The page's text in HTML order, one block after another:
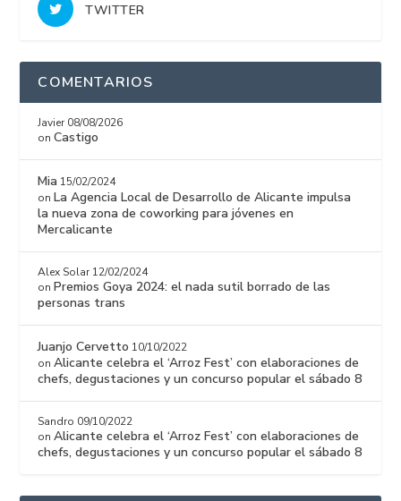
TWITTER
COMENTARIOS
Javier 08/08/2026
onCastigo
Mia 15/02/2024
on La Agencia Local de Desarrollo de Alicante impulsa
la nueva zona de coworking para jóvenes en
Mercalicante
Alex Solar 12/02/2024
on Premios Goya 2024: el nada sutil borrado de las
personas trans
Juanjo Cervetto 10/10/2022
onAlicante celebra el ‘Arroz Fest’ con elaboraciones de
chefs, degustaciones y un concurso popular el sábado 8
Sandro 09/10/2022
onAlicante celebra el ‘Arroz Fest’ con elaboraciones de
chefs, degustaciones y un concurso popular el sábado 8